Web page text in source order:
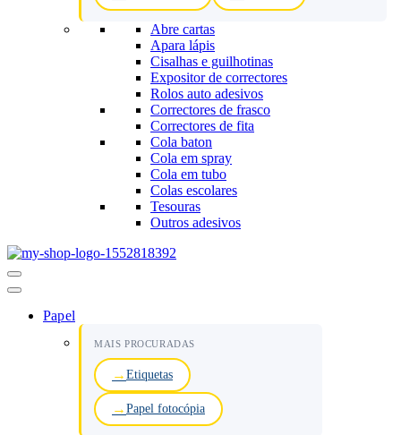
Abre cartas
Apara lápis
Cisalhas e guilhotinas
Expositor de correctores
Rolos auto adesivos
Correctores de frasco
Correctores de fita
Cola baton
Cola em spray
Cola em tubo
Colas escolares
Tesouras
Outros adesivos
Menu
de
Papel
MAIS PROCURADAS
Etiquetas
Papel fotocópia